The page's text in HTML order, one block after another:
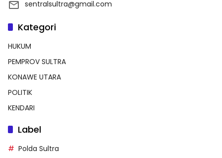
sentralsultra@gmail.com
Kategori
HUKUM
PEMPROV SULTRA
KONAWE UTARA
POLITIK
KENDARI
Label
Polda Sultra